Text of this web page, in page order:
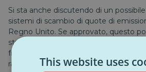
Si sta anche discutendo di un
sistemi di scambio di quote di
Regno Unito. Se approvato, questo
strada a esenzioni per l'adeguamento
frontiere, facilitando la competitività
raggiungimento degli obiettivi
This website uses